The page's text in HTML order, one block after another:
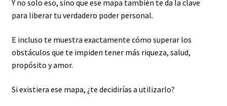
Y no solo eso, sino que ese mapa también te da la clave
para liberar tu verdadero poder personal.
E incluso te muestra exactamente cómo superar los
obstáculos que te impiden tener más riqueza, salud,
propósito y amor.
Si existiera ese mapa, ¿te decidirías a utilizarlo?